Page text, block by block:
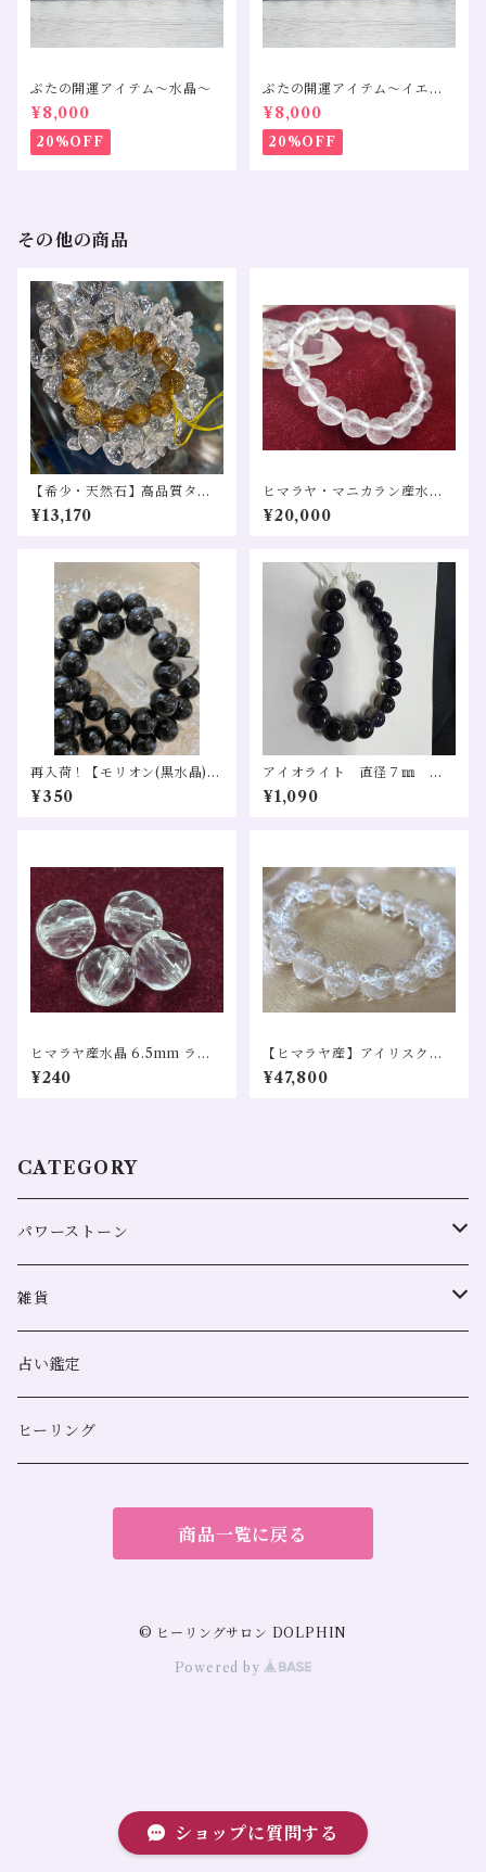
ショップに質問する
ぶたの開運アイテム～水晶～
¥8,000
20%OFF
ぶたの開運アイテム～イエロ
ーカルサイト～
¥8,000
20%OFF
その他の商品
【希少・天然石】高品質タイ
チンルチルクォーツ SA 直径11
㎜ 1粒
¥13,170
ヒマラヤ・マニカラン産水晶
AA 直径10mm ブレスレット
浄化 ヒーリング 瞑想 チャクラ
¥20,000
再入荷！【モリオン(黒水晶)】
直径8㎜ １粒 希少 天然
石
¥350
アイオライト 直径７㎜ １
粒
¥1,090
ヒマラヤ産水晶 6.5mm ラウ
ンドカット １粒売り 天然石 お
守り 浄化 ヒーリング
¥240
【ヒマラヤ産】アイリスクォ
ーツ(虹入り)１２㎜ ブレス売
り 幸運 変化 浄化 クレンジン
¥47,800
CATEGORY
パワーストーン
全体運
恋愛
金運
雑貨
浄化用
スマッジングミスト
占い鑑定
ヒーリング
商品一覧に戻る
© ヒーリングサロン DOLPHIN
Powered by